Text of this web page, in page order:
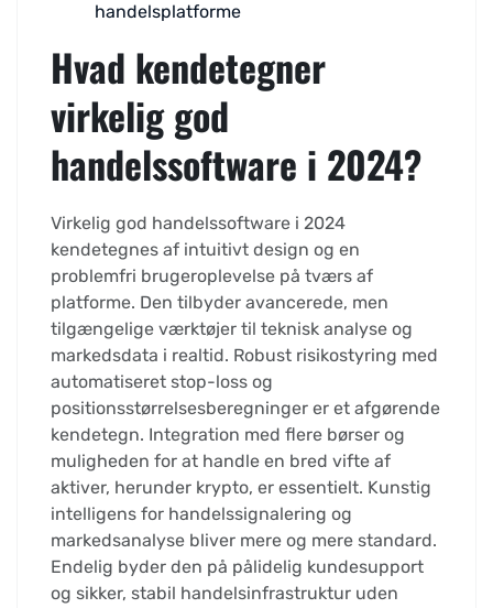
handelsplatforme
Hvad kendetegner
virkelig god
handelssoftware i 2024?
Virkelig god handelssoftware i 2024
kendetegnes af intuitivt design og en
problemfri brugeroplevelse på tværs af
platforme. Den tilbyder avancerede, men
tilgængelige værktøjer til teknisk analyse og
markedsdata i realtid. Robust risikostyring med
automatiseret stop-loss og
positionsstørrelsesberegninger er et afgørende
kendetegn. Integration med flere børser og
muligheden for at handle en bred vifte af
aktiver, herunder krypto, er essentielt. Kunstig
intelligens for handelssignalering og
markedsanalyse bliver mere og mere standard.
Endelig byder den på pålidelig kundesupport
og sikker, stabil handelsinfrastruktur uden